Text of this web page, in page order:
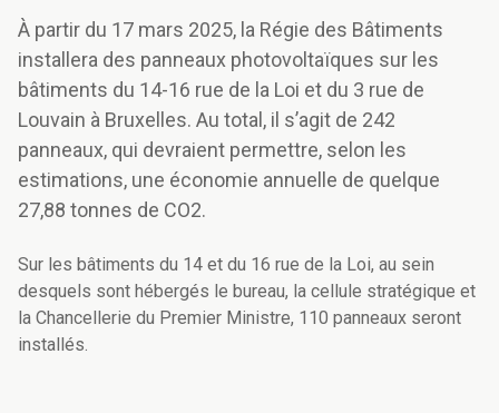
À partir du 17 mars 2025, la Régie des Bâtiments
installera des panneaux photovoltaïques sur les
bâtiments du 14-16 rue de la Loi et du 3 rue de
Louvain à Bruxelles. Au total, il s’agit de 242
panneaux, qui devraient permettre, selon les
estimations, une économie annuelle de quelque
27,88 tonnes de CO2.
Sur les bâtiments du 14 et du 16 rue de la Loi, au sein
desquels sont hébergés le bureau, la cellule stratégique et
la Chancellerie du Premier Ministre, 110 panneaux seront
installés.